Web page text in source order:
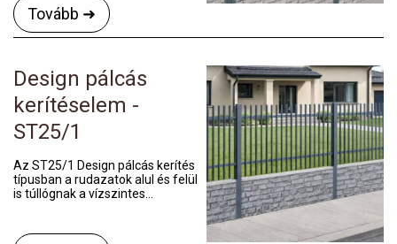
Tovább ➜
Design pálcás
kerítéselem -
ST25/1
Az ST25/1 Design pálcás kerítés
típusban a rudazatok alul és felül
is túllógnak a vízszintes...